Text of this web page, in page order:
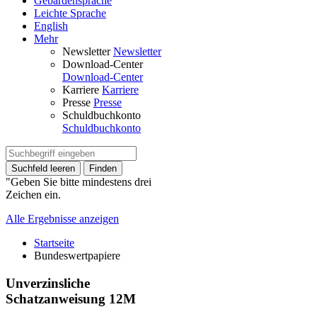
Leichte Sprache
English
Mehr
Newsletter Newsletter
Download-Center
Download-Center
Karriere Karriere
Presse Presse
Schuldbuchkonto
Schuldbuchkonto
Suchfeld leeren Finden
"Geben Sie bitte mindestens drei
Zeichen ein.
Alle Ergebnisse anzeigen
Startseite
Bundeswertpapiere
Unverzinsliche
Schatzanweisung 12M